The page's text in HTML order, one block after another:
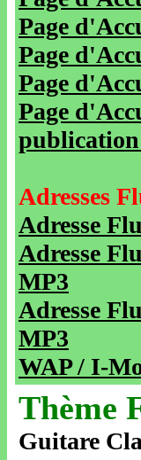
Page
Page
Page
Page
Adresses
Adresse
Adresse
MP3
Adresse
MP3
WAP / I-
Thème
Guitare